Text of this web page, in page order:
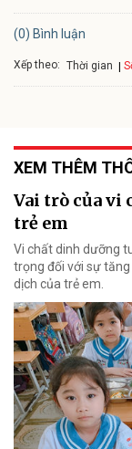
(0) Bình luận
Xếp theo: Thời gian
XEM THÊM
Vai trò của vi
trẻ em
Vi chất dinh dưỡng
trọng đối với sự
dịch của trẻ em.